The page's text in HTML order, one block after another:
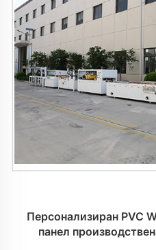
Персонализиран PVC
панел